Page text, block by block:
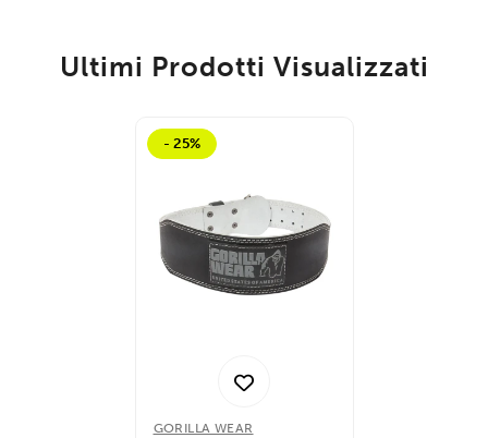
Ultimi Prodotti Visualizzati
- 25%
GORILLA WEAR